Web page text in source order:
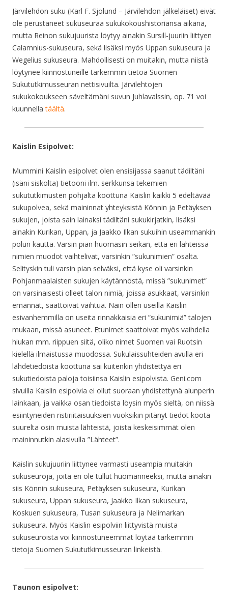
Järvilehdon suku (Karl F. Sjölund – Järvilehdon jälkeläiset) eivät
ole perustaneet sukuseuraa sukukokoushistoriansa aikana,
mutta Reinon sukujuurista löytyy ainakin Sursill-juuriin liittyen
Calamnius-sukuseura, sekä lisäksi myös Uppan sukuseura ja
Wegelius sukuseura. Mahdollisesti on muitakin, mutta niistä
löytynee kiinnostuneille tarkemmin tietoa Suomen
Sukututkimusseuran nettisivuilta. Järvilehtojen
sukukokoukseen säveltämäni suvun Juhlavalssin, op. 71 voi
kuunnellatäältä.
Kaislin Esipolvet:
Mummini Kaislin esipolvet olen ensisijassa saanut tädiltäni
(isäni siskolta) tietooni ilm. serkkunsa tekemien
sukututkimusten pohjalta koottuna Kaislin kaikki 5 edeltävää
sukupolvea, sekä maininnat yhteyksistä Könnin ja Petäyksen
sukujen, joista sain lainaksi tädiltäni sukukirjatkin, lisäksi
ainakin Kurikan, Uppan, ja Jaakko Ilkan sukuihin useammankin
polun kautta. Varsin pian huomasin seikan, että eri lähteissä
nimien muodot vaihtelivat, varsinkin ”sukunimien” osalta.
Selityskin tuli varsin pian selväksi, että kyse oli varsinkin
Pohjanmaalaisten sukujen käytännöstä, missä ”sukunimet”
on varsinaisesti olleet talon nimiä, joissa asukkaat, varsinkin
emännät, saattoivat vaihtua. Näin ollen useilla Kaislin
esivanhemmilla on useita rinnakkaisia eri ”sukunimiä” talojen
mukaan, missä asuneet. Etunimet saattoivat myös vaihdella
hiukan mm. riippuen siitä, oliko nimet Suomen vai Ruotsin
kielellä ilmaistussa muodossa. Sukulaissuhteiden avulla eri
lähdetiedoista koottuna sai kuitenkin yhdistettyä eri
sukutiedoista paloja toisiinsa Kaislin esipolvista. Geni.com
sivuilla Kaislin esipolvia ei ollut suoraan yhdistettynä alunperin
lainkaan, ja vaikka osan tiedoista löysin myös sieltä, on niissä
esiintyneiden ristiriitaisuuksien vuoksikin pitänyt tiedot koota
suurelta osin muista lähteistä, joista keskeisimmät olen
maininnutkin alasivulla ”Lähteet”.
Kaislin sukujuuriin liittynee varmasti useampia muitakin
sukuseuroja, joita en ole tullut huomanneeksi, mutta ainakin
siis Könnin sukuseura, Petäyksen sukuseura, Kurikan
sukuseura, Uppan sukuseura, Jaakko Ilkan sukuseura,
Koskuen sukuseura, Tusan sukuseura ja Nelimarkan
sukuseura. Myös Kaislin esipolviin liittyvistä muista
sukuseuroista voi kiinnostuneemmat löytää tarkemmin
tietoja Suomen Sukututkimusseuran linkeistä.
Taunon esipolvet: